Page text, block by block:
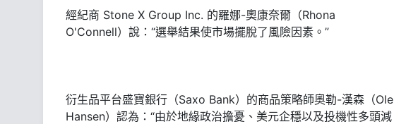
經紀商 Stone X Group Inc. 的羅娜-奧康奈爾（Rhona
O'Connell）說：“選舉結果使市場擺脫了風險因素。”
衍生品平台盛寶銀行（Saxo Bank）的商品策略師奧勒-漢森（Ole
Hansen）認為：“由於地緣政治擔憂、美元企穩以及投機性多頭減